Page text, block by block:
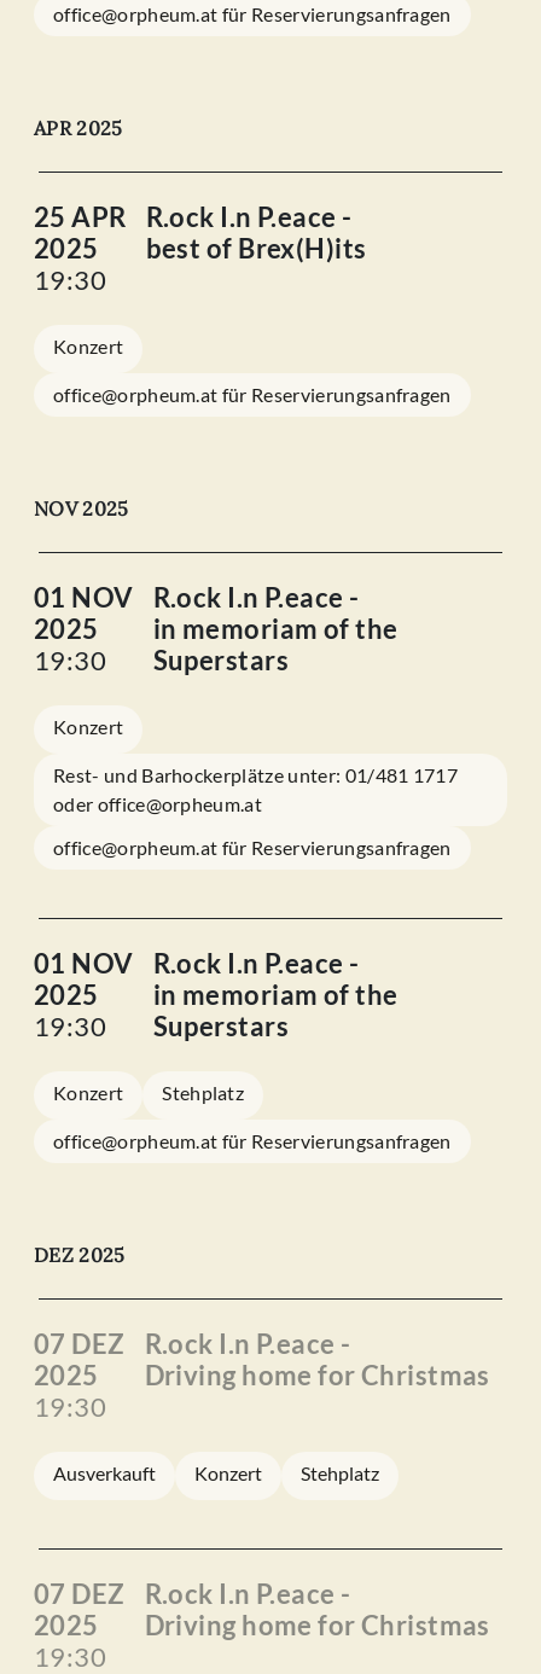
office@orpheum.at für Reservierungsanfragen
APR 2025
25 APR
2025
19:30
R.ock I.n P.eace -
best of Brex(H)its
Konzert
office@orpheum.at für Reservierungsanfragen
NOV 2025
01 NOV
2025
19:30
R.ock I.n P.eace -
in memoriam of the
Superstars
Konzert
Rest- und Barhockerplätze unter: 01/481 1717
oder office@orpheum.at
office@orpheum.at für Reservierungsanfragen
01 NOV
2025
19:30
R.ock I.n P.eace -
in memoriam of the
Superstars
Konzert Stehplatz
office@orpheum.at für Reservierungsanfragen
DEZ 2025
07 DEZ
2025
19:30
R.ock I.n P.eace -
Driving home for Christmas
Ausverkauft Konzert Stehplatz
07 DEZ
2025
19:30
R.ock I.n P.eace -
Driving home for Christmas